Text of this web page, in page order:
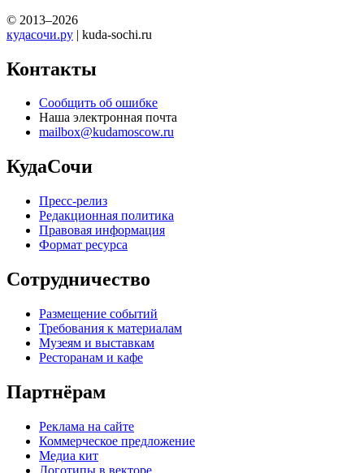
© 2013–2026
кудасочи.ру | kuda-sochi.ru
Контакты
Сообщить об ошибке
Наша электронная почта
mailbox@kudamoscow.ru
КудаСочи
Пресс-релиз
Редакционная политика
Правовая информация
Формат ресурса
Сотрудничество
Размещение событий
Требования к материалам
Музеям и выставкам
Ресторанам и кафе
Партнёрам
Реклама на сайте
Коммерческое предложение
Медиа кит
Логотипы в векторе